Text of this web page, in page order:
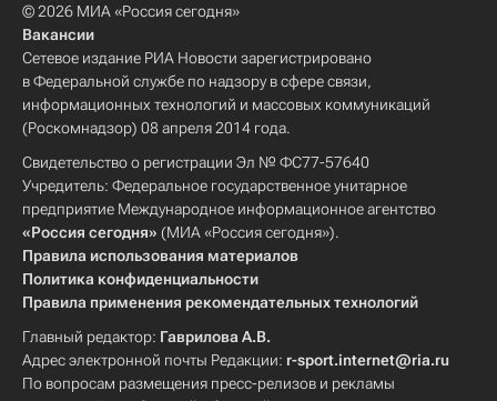
© 2026 МИА «Россия сегодня»
Вакансии
Сетевое издание РИА Новости зарегистрировано
в Федеральной службе по надзору в сфере связи,
информационных технологий и массовых коммуникаций
(Роскомнадзор) 08 апреля 2014 года.
Свидетельство о регистрации Эл № ФС77-57640
Учредитель: Федеральное государственное унитарное
предприятие Международное информационное агентство
«Россия сегодня» (МИА «Россия сегодня»).
Правила использования материалов
Политика конфиденциальности
Правила применения рекомендательных технологий
Главный редактор: Гаврилова А.В.
Адрес электронной почты Редакции: r-sport.internet@ria.ru
По вопросам размещения пресс-релизов и рекламы